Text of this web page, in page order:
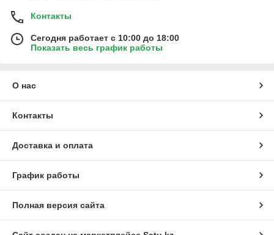
Контакты
Сегодня работает с 10:00 до 18:00
Показать весь график работы
О нас
Контакты
Доставка и оплата
График работы
Полная версия сайта